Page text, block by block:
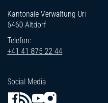
Kantonale Verwaltung Uri
6460 Altdorf
Telefon:
+41 41 875 22 44
Social Media